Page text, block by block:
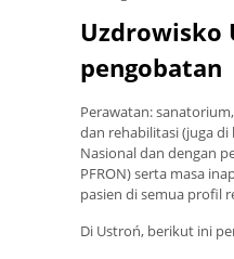
Uzdrowisko
pengobatan
Perawatan:
dan rehabilitasi (juga di
Nasional dan dengan
PFRON) serta masa
pasien di semua profil
Di Ustroń, berikut ini